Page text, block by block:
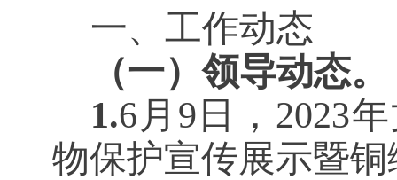
一、 工作动态
（一）领导动态。
1.6月9日，2023
物保护宣传展示暨